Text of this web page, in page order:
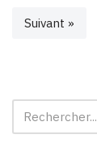
Suivant »